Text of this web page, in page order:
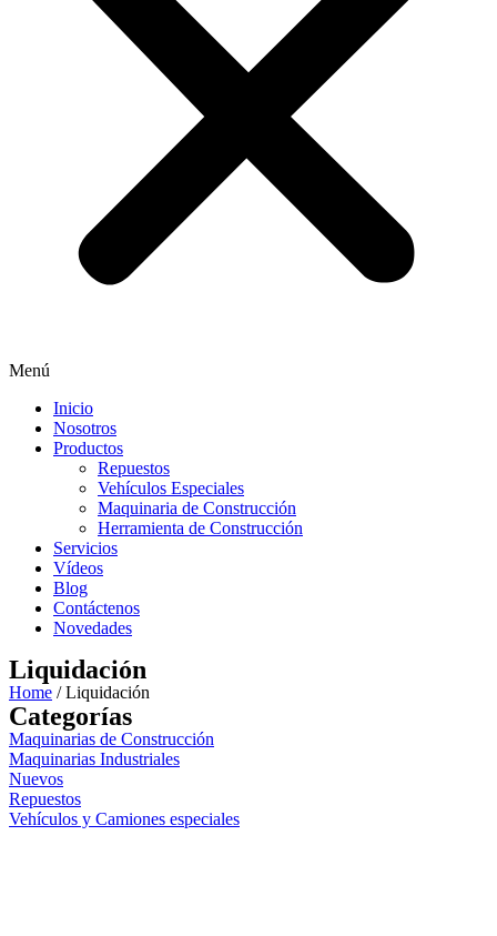
Menú
Inicio
Nosotros
Productos
Repuestos
Vehículos Especiales
Maquinaria de Construcción
Herramienta de Construcción
Servicios
Vídeos
Blog
Contáctenos
Novedades
Liquidación
Home / Liquidación
Categorías
Maquinarias de Construcción
Maquinarias Industriales
Nuevos
Repuestos
Vehículos y Camiones especiales